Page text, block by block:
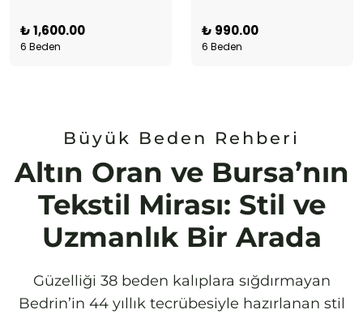
₺ 1,600.00
6 Beden
₺ 990.00
6 Beden
Büyük Beden Rehberi
Altın Oran ve Bursa’nın
Tekstil Mirası: Stil ve
Uzmanlık Bir Arada
Güzelliği 38 beden kalıplara sığdırmayan
Bedrin’in 44 yıllık tecrübesiyle hazırlanan stil